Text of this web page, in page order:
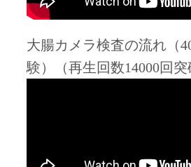
大腸カメラ検査の流れ（
験）（再生回数14000回突